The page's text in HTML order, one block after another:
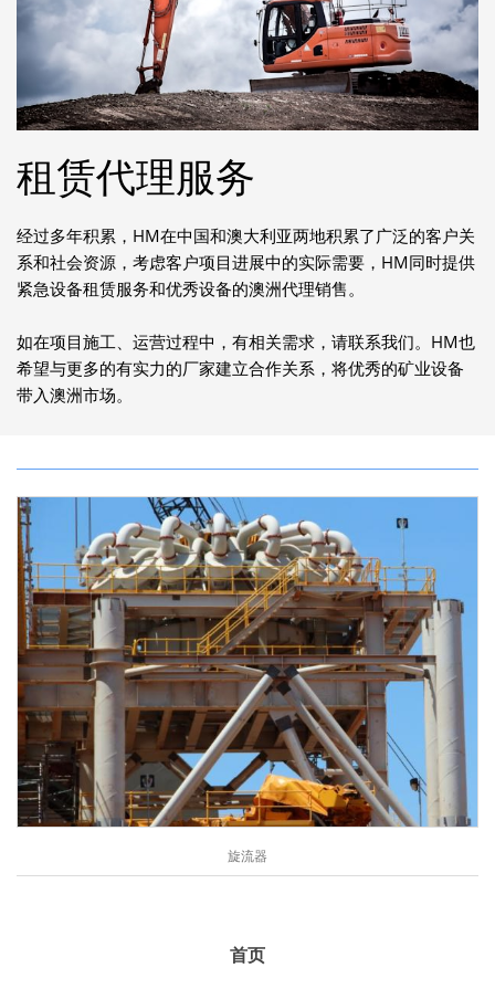
租赁代理服务
经过多年积累，HM在中国和澳大利亚两地积累了广泛的客户关
系和社会资源，考虑客户项目进展中的实际需要，HM同时提供
紧急设备租赁服务和优秀设备的澳洲代理销售。
如在项目施工、运营过程中，有相关需求，请联系我们。HM也
希望与更多的有实力的厂家建立合作关系，将优秀的矿业设备
带入澳洲市场。
旋流器
首页